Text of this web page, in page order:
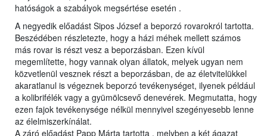
hatóságok a szabályok megsértése esetén .
A negyedik előadást Sipos József a beporzó rovarokról tartotta.
Beszédében részletezte, hogy a házi méhek mellett számos
más rovar is részt vesz a beporzásban. Ezen kívül
megemlítette, hogy vannak olyan állatok, melyek ugyan nem
közvetlenül vesznek részt a beporzásban, de az életvitelükkel
akaratlanul is végeznek beporzó tevékenységet, ilyenek például
a kolibrifélék vagy a gyümölcsevő denevérek. Megmutatta, hogy
ezen fajok tevékenysége nélkül mennyivel szegényesebb lenne
az élelmiszerkínálat.
A záró előadást Papp Márta tartotta , melyben a két ágazat